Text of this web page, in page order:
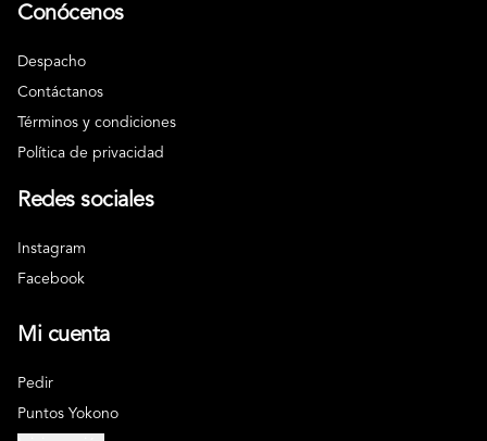
Conócenos
Despacho
Contáctanos
Términos y condiciones
Política de privacidad
Redes sociales
Instagram
Facebook
Mi cuenta
Pedir
Puntos Yokono